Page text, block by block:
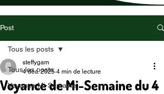
Post
Tous les posts
Voyance Mi-Semaine
Tous les posts
Voyance de Mi-Semaine du 4
steffygam
4 déc. 2025 4 min de lecture